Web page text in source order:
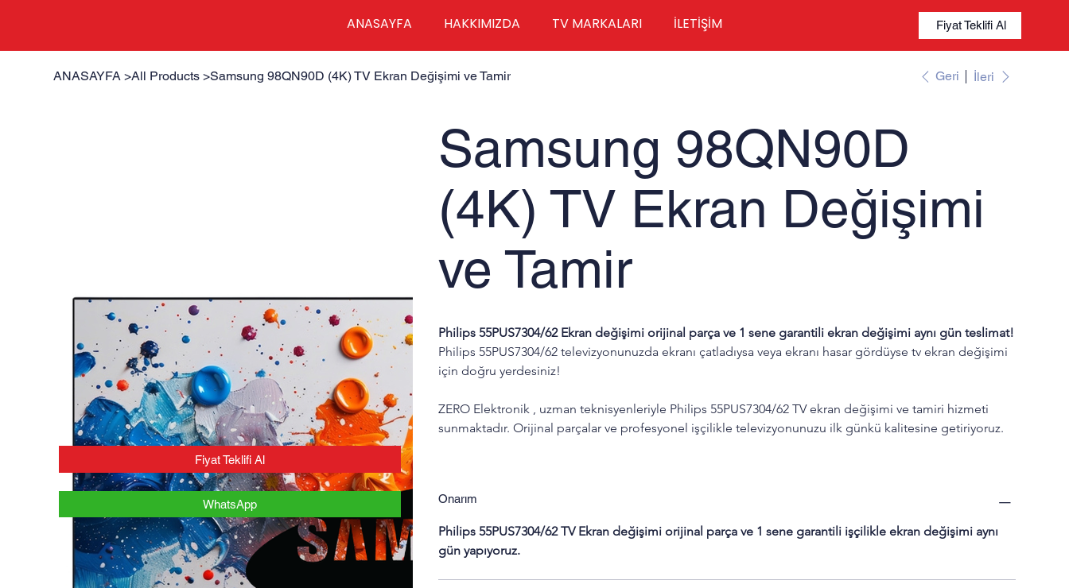
ANASAYFA HAKKIMIZDA TV MARKALARI İLETİŞİM Fiyat Teklifi Al
ANASAYFA >All Products >Samsung 98QN90D (4K) TV Ekran Değişimi ve Tamir Geri İleri
Samsung 98QN90D
(4K) TV Ekran Değişimi
ve Tamir
Philips 55PUS7304/62 Ekran değişimi orijinal parça ve 1 sene garantili ekran değişimi aynı gün teslimat!
Philips 55PUS7304/62 televizyonunuzda ekranı çatladıysa veya ekranı hasar gördüyse tv ekran değişimi
için doğru yerdesiniz!
ZERO Elektronik , uzman teknisyenleriyle Philips 55PUS7304/62 TV ekran değişimi ve tamiri hizmeti
sunmaktadır. Orijinal parçalar ve profesyonel işçilikle televizyonunuzu ilk günkü kalitesine getiriyoruz.
Onarım
Philips 55PUS7304/62 TV Ekran değişimi orijinal parça ve 1 sene garantili işçilikle ekran değişimi aynı
gün yapıyoruz.
Fiyat Teklifi Al
WhatsApp